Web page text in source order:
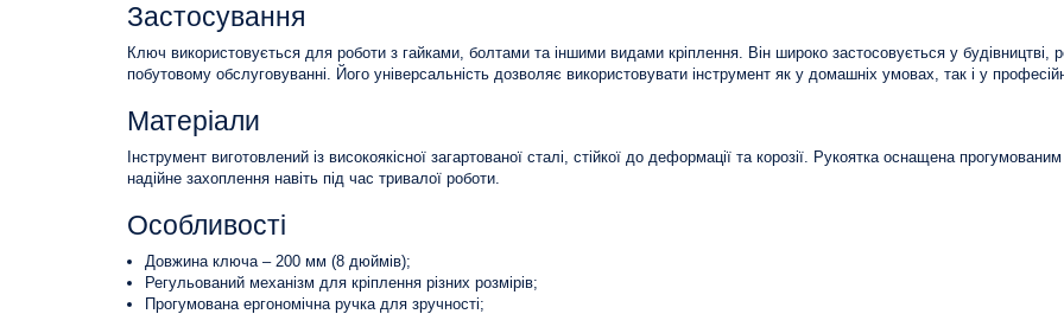
Застосування
Ключ використовується для роботи з гайками, болтами та іншими видами кріплення. Він широко застосовується у будівництві,
побутовому обслуговуванні. Його універсальність дозволяє використовувати інструмент як у домашніх умовах, так і у
Матеріали
Інструмент виготовлений із високоякісної загартованої сталі, стійкої до деформації та корозії. Рукоятка оснащена
надійне захоплення навіть під час тривалої роботи.
Особливості
Довжина ключа – 200 мм (8 дюймів);
Регульований механізм для кріплення різних розмірів;
Прогумована ергономічна ручка для зручності;